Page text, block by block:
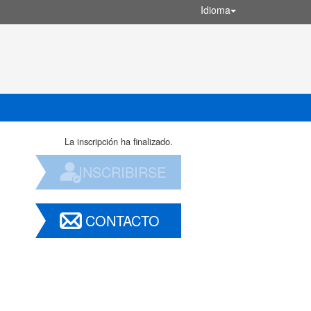
Idioma
La inscripción ha finalizado.
INSCRIBIRSE
CONTACTO